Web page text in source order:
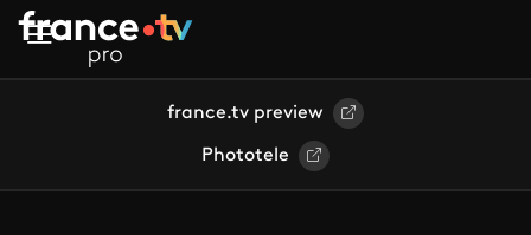
Aller au contenu principal
france.tv preview
Phototele